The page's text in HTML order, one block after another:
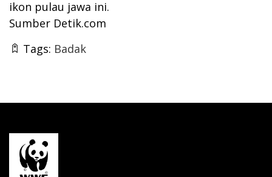
ikon pulau jawa ini.
Sumber Detik.com
Tags: Badak